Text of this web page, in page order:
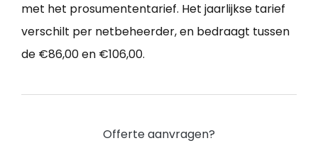
met het prosumententarief. Het jaarlijkse tarief
verschilt per netbeheerder, en bedraagt tussen
de €86,00 en €106,00.
Offerte aanvragen?